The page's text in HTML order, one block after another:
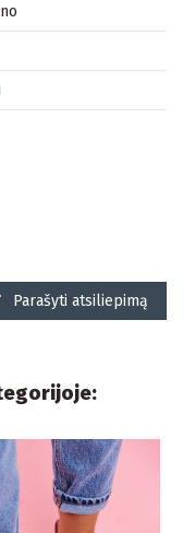
Parašyti atsiliepimą